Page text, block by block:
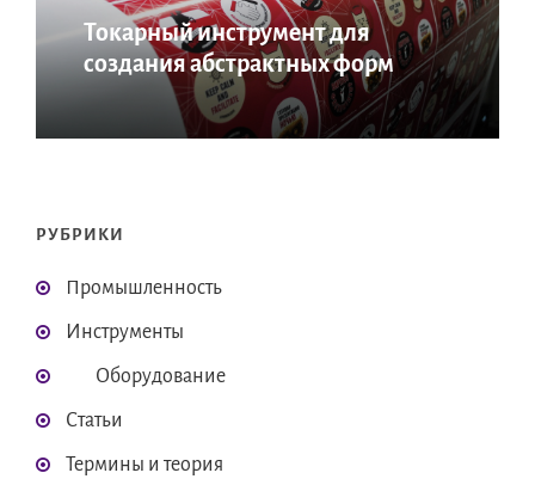
Токарный инструмент для
создания абстрактных форм
РУБРИКИ
Промышленность
Инструменты
Оборудование
Статьи
Термины и теория